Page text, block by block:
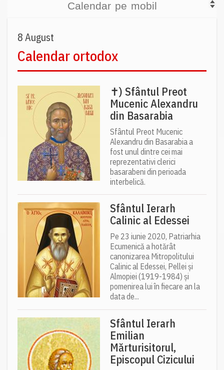
Calendar pe mobil
8 August
Calendar ortodox
✝) Sfântul Preot
Mucenic Alexandru
din Basarabia
Sfântul Preot Mucenic
Alexandru din Basarabia a
fost unul dintre cei mai
reprezentativi clerici
basarabeni din perioada
interbelică.
Sfântul Ierarh
Calinic al Edessei
Pe 23 iunie 2020, Patriarhia
Ecumenică a hotărât
canonizarea Mitropolitului
Calinic al Edessei, Pellei și
Almopiei (1919-1984) și
pomenirea lui în fiecare an la
data de...
Sfântul Ierarh
Emilian
Mărturisitorul,
Episcopul Cizicului